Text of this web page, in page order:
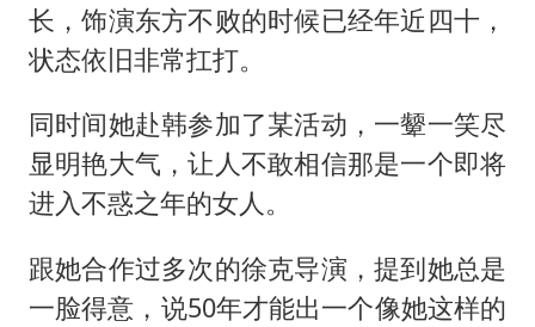
长，饰演东方不败的时候已经年近四十，
状态依旧非常扛打。
同时间她赴韩参加了某活动，一颦一笑尽
显明艳大气，让人不敢相信那是一个即将
进入不惑之年的女人。
跟她合作过多次的徐克导演，提到她总是
一脸得意，说50年才能出一个像她这样的